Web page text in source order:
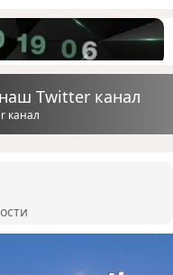
Twitter канал
канал